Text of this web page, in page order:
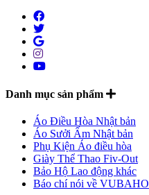
Danh mục sản phẩm
Áo Điều Hòa Nhật bản
Áo Sưởi Ấm Nhật bản
Phụ Kiện Áo điều hòa
Giày Thể Thao Fiv-Out
Bảo Hộ Lao động khác
Báo chí nói về VUBAHO